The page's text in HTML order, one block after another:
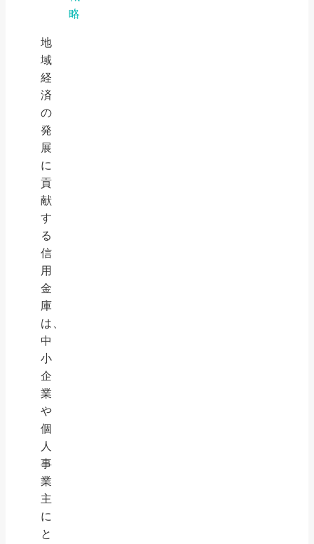
略
地
域
経
済
の
発
展
に
貢
献
す
る
信
用
金
庫
は、
中
小
企
業
や
個
人
事
業
主
に
と